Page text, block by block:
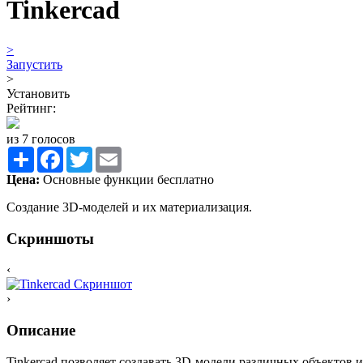
Tinkercad
>
Запустить
>
Установить
Рейтинг:
из 7 голосов
Share Facebook
Twitter
Цена: Основные функции бесплатно
Создание 3D-моделей и их материализация.
Скриншоты
‹
›
Описание